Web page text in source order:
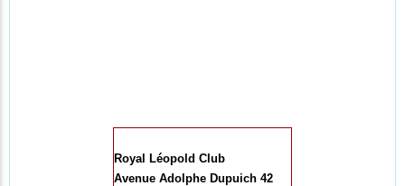
Royal Léopold Club
Avenue Adolphe Dupuich 42